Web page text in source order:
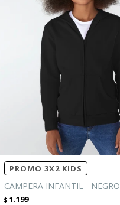
PROMO 3X2 KIDS
CAMPERA INFANTIL - NEGRO
$ 1.199